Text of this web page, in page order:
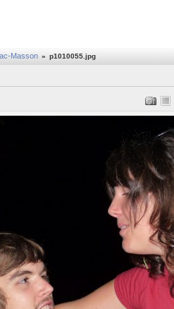
Masson » p1010055.jpg